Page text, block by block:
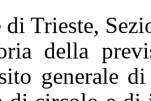
Trieste,
della
generale